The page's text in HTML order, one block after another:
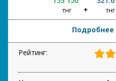
тнг тнг
Подробнее
Рейтинг: